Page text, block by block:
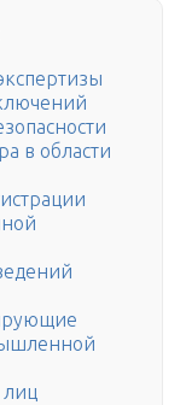
в области
лиц